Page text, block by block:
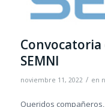
SEMNI
noviembre 11, 2022 / en
Queridos compañeros,